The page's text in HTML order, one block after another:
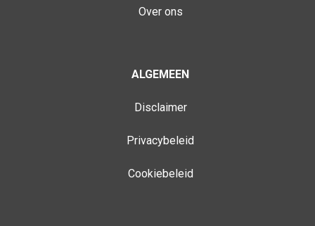
Over ons
ALGEMEEN
Disclaimer
Privacybeleid
Cookiebeleid